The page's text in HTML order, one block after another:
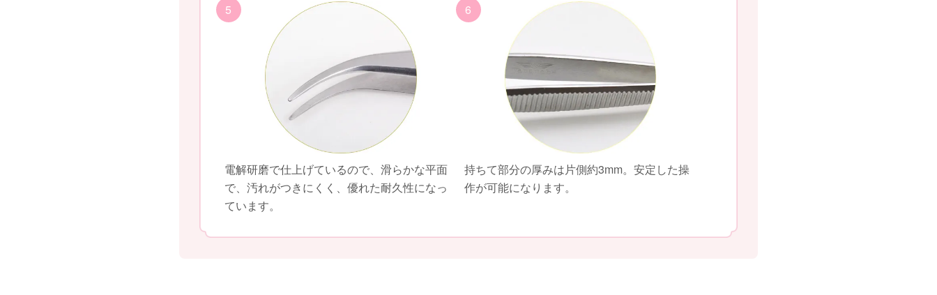
5
電解研磨で仕上げているので、滑らかな平面
で、汚れがつきにくく、優れた耐久性になっ
ています。
6
持ちて部分の厚みは片側約3mm。安定した操
作が可能になります。